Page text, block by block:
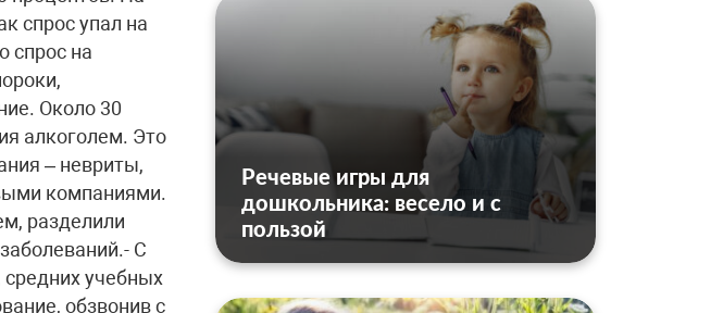
Речевые игры для
дошкольника: весело и с
пользой